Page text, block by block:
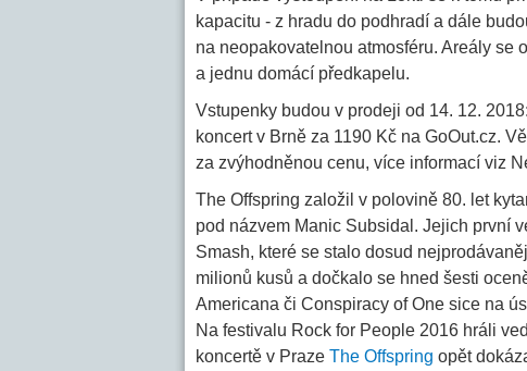
kapacitu - z hradu do podhradí a dále
na neopakovatelnou atmosféru. Areály se
a jednu domácí předkapelu.
Vstupenky budou v prodeji od 14. 12.
koncert v Brně za 1190 Kč na GoOut.cz.
za zvýhodněnou cenu, více informací viz
The Offspring založil v polovině 80. let
pod názvem Manic Subsidal. Jejich první
Smash, které se stalo dosud
milionů kusů a dočkalo se hned šesti
Americana či Conspiracy of One sice na
Na festivalu Rock for People 2016 hráli
koncertě v Praze The Offspring opět